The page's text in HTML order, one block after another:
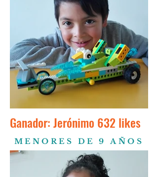
Ganador: Jerónimo 632 likes
MENORES DE 9 AÑOS